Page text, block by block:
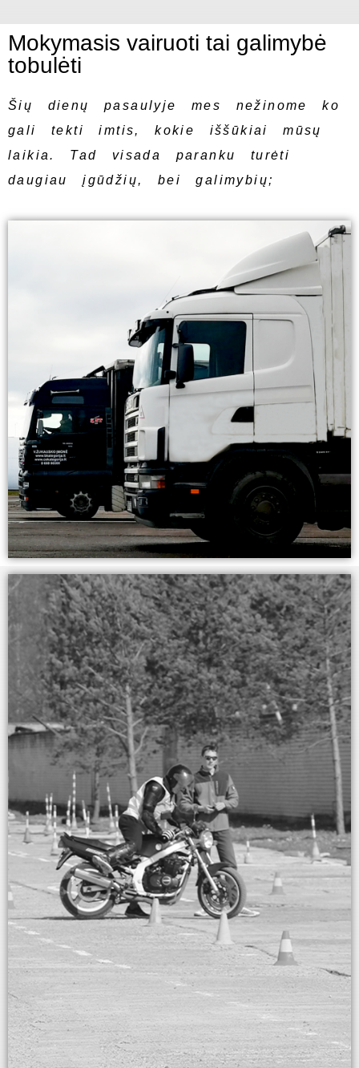
Mokymasis vairuoti tai galimybė
tobulėti
Šių dienų pasaulyje mes nežinome ko
gali tekti imtis, kokie iššūkiai mūsų
laikia. Tad visada paranku turėti
daugiau įgūdžių, bei galimybių;